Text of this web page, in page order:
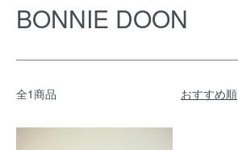
BONNIE DOON
全1商品 おすすめ順